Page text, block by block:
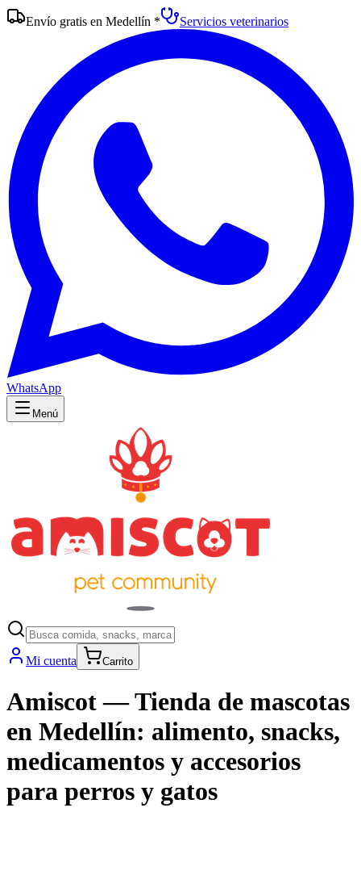
Envío gratis en Medellín * Servicios veterinarios
WhatsApp
Menú
Mi cuenta Carrito
Amiscot — Tienda de mascotas
en Medellín: alimento, snacks,
medicamentos y accesorios
para perros y gatos